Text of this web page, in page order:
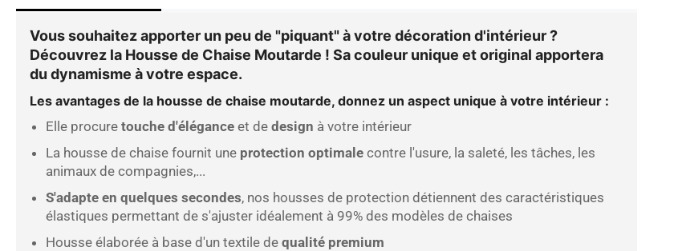
Vous souhaitez apporter un peu de "piquant" à votre décoration d'intérieur ?
Découvrez la Housse de Chaise Moutarde ! Sa couleur unique et original apportera
du dynamisme à votre espace.
Les avantages de la housse de chaise moutarde, donnez un aspect unique à votre intérieur :
Elle procure touche d'élégance et de design à votre intérieur
La housse de chaise fournit une protection optimale contre l'usure, la saleté, les tâches, les
animaux de compagnies,...
S'adapte en quelques secondes, nos housses de protection détiennent des caractéristiques
élastiques permettant de s'ajuster idéalement à 99% des modèles de chaises
Housse élaborée à base d'un textile de qualité premium